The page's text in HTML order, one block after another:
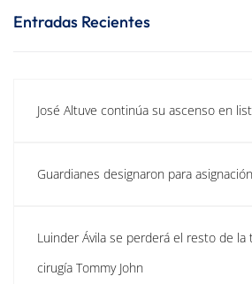
Entradas Recientes
José Altuve continúa su ascenso en
Guardianes designaron para
Luinder Ávila se perderá el resto de la
cirugía Tommy John